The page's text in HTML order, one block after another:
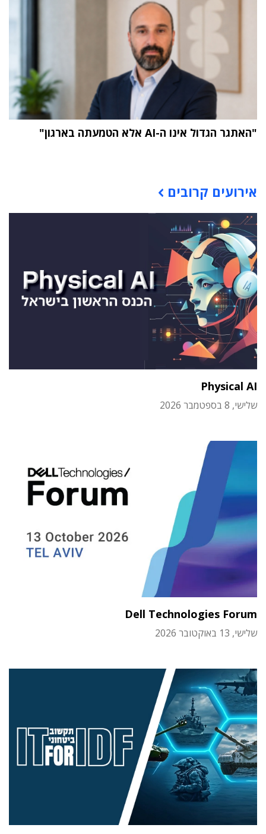
"האתגר הגדול אינו ה-AI אלא הטמעתה בארגון"
אירועים קרובים
Physical AI
שלישי, 8 בספטמבר 2026
Dell Technologies Forum
שלישי, 13 באוקטובר 2026